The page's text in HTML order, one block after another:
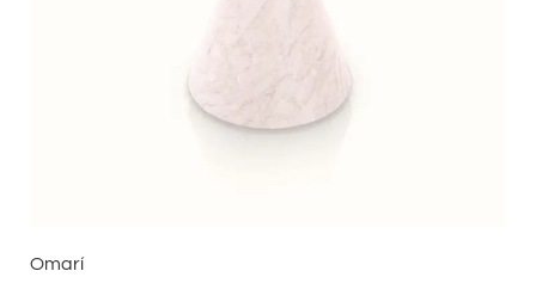
Omarí